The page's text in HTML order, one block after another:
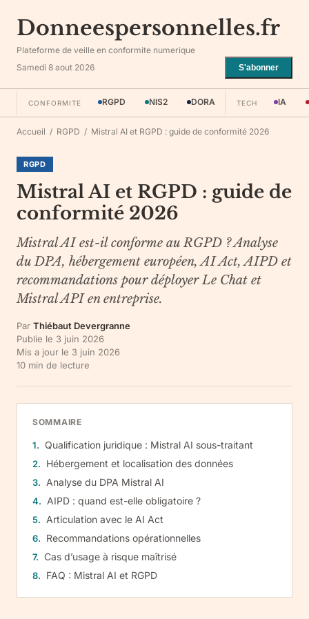
Donneespersonnelles.fr
Plateforme de veille en conformite numerique
Samedi 8 aout 2026
S'abonner
CONFORMITE RGPD NIS2 DORA TECH IA
Accueil / RGPD / Mistral AI et RGPD : guide de conformité 2026
RGPD
Mistral AI et RGPD : guide de
conformité 2026
Mistral AI est-il conforme au RGPD ? Analyse
du DPA, hébergement européen, AI Act, AIPD et
recommandations pour déployer Le Chat et
Mistral API en entreprise.
Par Thiébaut Devergranne
Publie le 3 juin 2026
Mis a jour le 3 juin 2026
10 min de lecture
SOMMAIRE
Qualification juridique : Mistral AI sous-traitant
Hébergement et localisation des données
Analyse du DPA Mistral AI
AIPD : quand est-elle obligatoire ?
Articulation avec le AI Act
Recommandations opérationnelles
Cas d’usage à risque maîtrisé
FAQ : Mistral AI et RGPD